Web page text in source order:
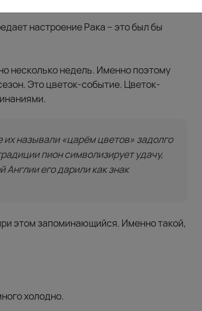
настроение Рака – это был бы
несколько недель. Именно поэтому
Это цветок-событие. Цветок-
называли «царём цветов» задолго
пион символизирует удачу,
его дарили как знак
этом запоминающийся. Именно такой,
холодно.